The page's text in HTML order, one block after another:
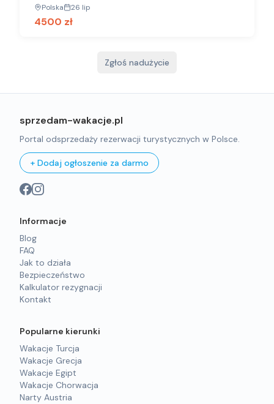
Polska 26 lip
4500 zł
Zgłoś nadużycie
sprzedam-wakacje.pl
Portal odsprzedaży rezerwacji turystycznych w Polsce.
+ Dodaj ogłoszenie za darmo
Informacje
Blog
FAQ
Jak to działa
Bezpieczeństwo
Kalkulator rezygnacji
Kontakt
Popularne kierunki
Wakacje Turcja
Wakacje Grecja
Wakacje Egipt
Wakacje Chorwacja
Narty Austria